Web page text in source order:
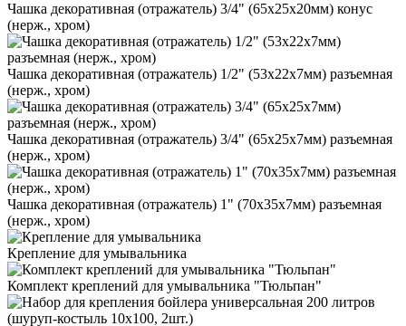
Чашка декоративная (отражатель) 3/4" (65х25х20мм) конус
(нерж., хром)
Чашка декоративная (отражатель) 1/2" (53х22х7мм) разъемная
(нерж., хром)
Чашка декоративная (отражатель) 3/4" (65х25х7мм) разъемная
(нерж., хром)
Чашка декоративная (отражатель) 1" (70х35х7мм) разъемная
(нерж., хром)
Крепление для умывальника
Комплект креплений для умывальника "Тюльпан"